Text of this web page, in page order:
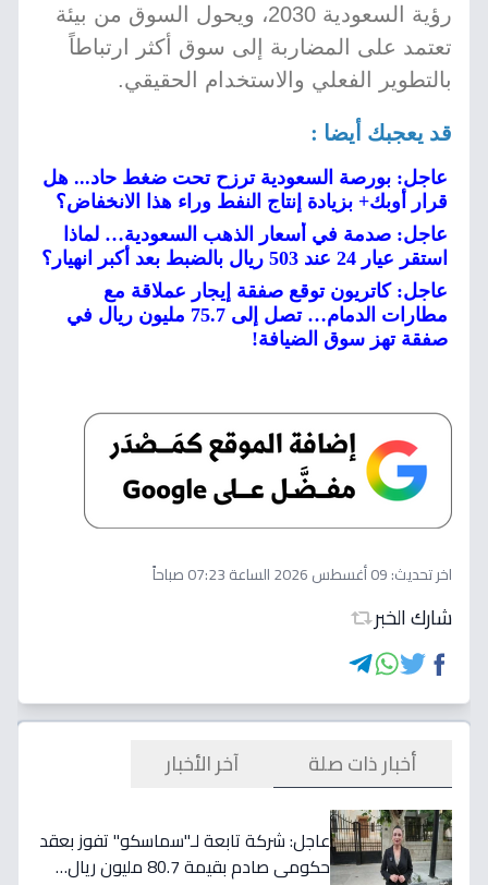
رؤية السعودية 2030، ويحول السوق من بيئة
تعتمد على المضاربة إلى سوق أكثر ارتباطاً
بالتطوير الفعلي والاستخدام الحقيقي.
قد يعجبك أيضا :
عاجل: بورصة السعودية ترزح تحت ضغط حاد... هل
قرار أوبك+ بزيادة إنتاج النفط وراء هذا الانخفاض؟
عاجل: صدمة في أسعار الذهب السعودية… لماذا
استقر عيار 24 عند 503 ريال بالضبط بعد أكبر انهيار؟
عاجل: كاتريون توقع صفقة إيجار عملاقة مع
مطارات الدمام… تصل إلى 75.7 مليون ريال في
صفقة تهز سوق الضيافة!
اخر تحديث:09 أغسطس 2026 الساعة 07:23 صباحاً
شارك الخبر
أخبار ذات صلة آخر الأخبار
عاجل: شركة تابعة لـ"سماسكو" تفوز بعقد
حكومي صادم بقيمة 80.7 مليون ريال…